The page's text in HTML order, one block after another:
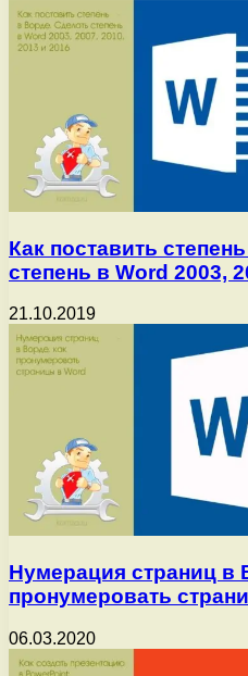
Как поставить
степень в Word 2003,
21.10.2019
Нумерация страниц в
пронумеровать
06.03.2020